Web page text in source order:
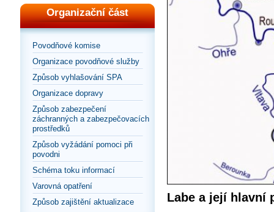
Organizační část
Povodňové komise
Organizace povodňové služby
Způsob vyhlašování SPA
Organizace dopravy
Způsob zabezpečení
záchranných a zabezpečovacích
prostředků
Způsob vyžádání pomoci při
povodni
Schéma toku informací
Varovná opatření
Způsob zajištění aktualizace
Labe a její hlavní